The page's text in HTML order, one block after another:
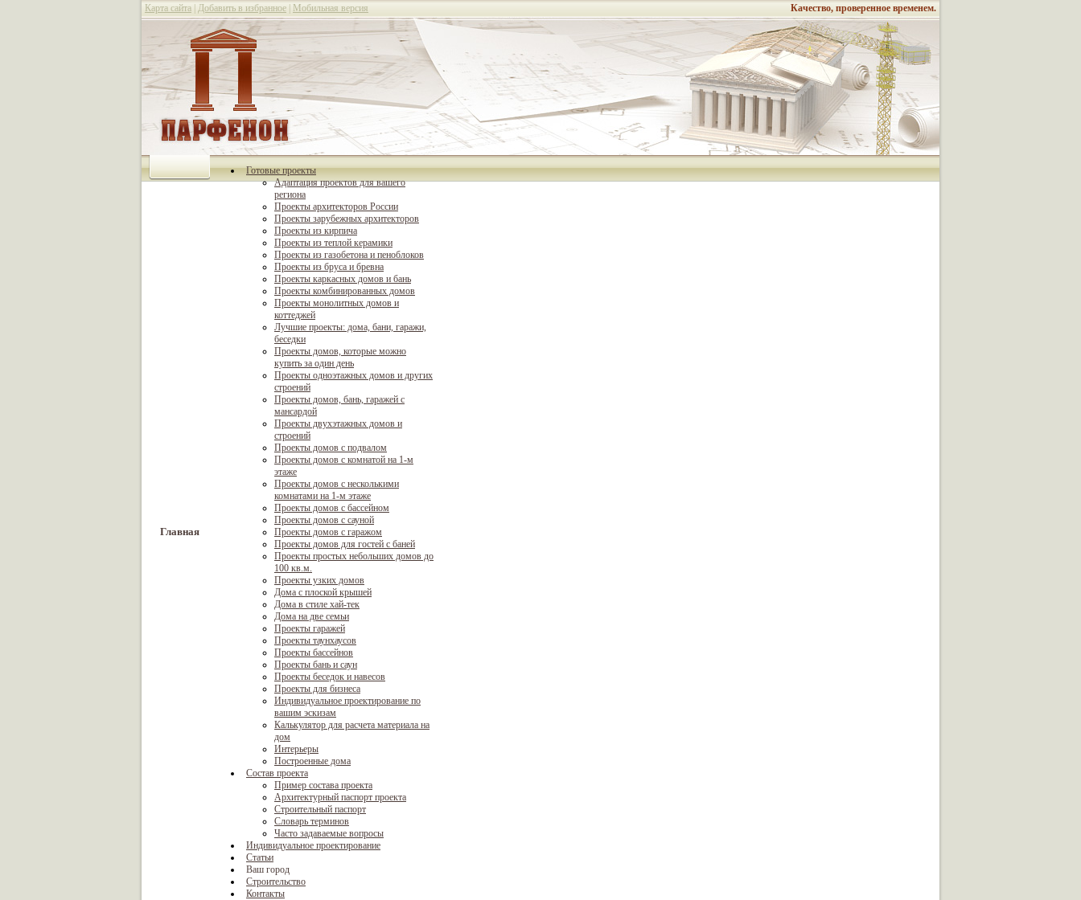
Карта сайта Добавить в избранное Мобильная версия Качество, проверенное временем.
Главная
Готовые проекты
Адаптация проектов для вашего
региона
Проекты архитекторов России
Проекты зарубежных архитекторов
Проекты из кирпича
Проекты из теплой керамики
Проекты из газобетона и пеноблоков
Проекты из бруса и бревна
Проекты каркасных домов и бань
Проекты комбинированных домов
Проекты монолитных домов и
коттеджей
Лучшие проекты: дома, бани, гаражи,
беседки
Проекты домов, которые можно
купить за один день
Проекты одноэтажных домов и других
строений
Проекты домов, бань, гаражей с
мансардой
Проекты двухэтажных домов и
строений
Проекты домов с подвалом
Проекты домов с комнатой на 1-м
этаже
Проекты домов с несколькими
комнатами на 1-м этаже
Проекты домов с бассейном
Проекты домов с сауной
Проекты домов с гаражом
Проекты домов для гостей с баней
Проекты простых небольших домов до
100 кв.м.
Проекты узких домов
Дома с плоской крышей
Дома в стиле хай-тек
Дома на две семьи
Проекты гаражей
Проекты таунхаусов
Проекты бассейнов
Проекты бань и саун
Проекты беседок и навесов
Проекты для бизнеса
Индивидуальное проектирование по
вашим эскизам
Калькулятор для расчета материала на
дом
Интерьеры
Построенные дома
Состав проекта
Пример состава проекта
Архитектурный паспорт проекта
Строительный паспорт
Словарь терминов
Часто задаваемые вопросы
Индивидуальное проектирование
Статьи
Ваш город
Строительство
Контакты